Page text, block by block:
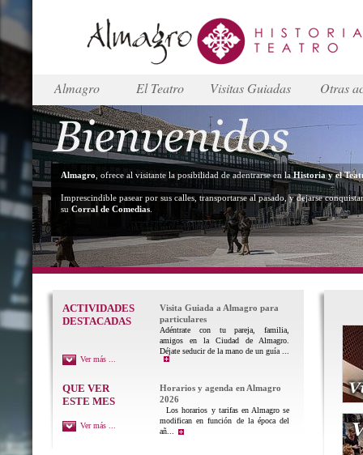
Almagro El Teatro Visitas Guiadas Otras
Almagro , ofrece al visitante la posibilidad de adentrarse en laHistoria y el
Imprescindible pasear por sus calles, transportarse al pasado, y dejarse
su Corral de Comedias
ACTIVIDADES
DESTACADAS
Visita Guiada a Almagro para
particulares
Adéntrate con tu pareja, familia,
amigos en la Ciudad de Almagro.
Déjate seducir de la mano de un guía ...
Ver más ...
QUE VER
ESTE MES
Horarios y agenda en Almagro
2026
Los horarios y tarifas en Almagro se
modifican en función de la época del
añ...
Ver más ...